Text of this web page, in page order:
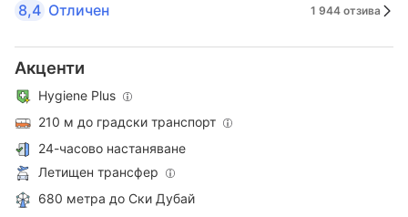
8,4 Отличен 1 944 отзива
Акценти
Hygiene Plus
210 м до градски транспорт
24-часово настаняване
Летищен трансфер
680 метра до Ски Дубай